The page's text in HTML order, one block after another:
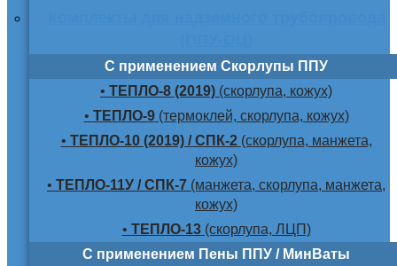
С применением Скорлупы ППУ
• ТЕПЛО-8 (2019) (скорлупа, кожух)
• ТЕПЛО-9(термоклей, скорлупа, кожух)
• ТЕПЛО-10 (2019) / СПК-2(скорлупа, манжета,
кожух)
• ТЕПЛО-11У / СПК-7 (манжета, скорлупа, манжета,
кожух)
• ТЕПЛО-13(скорлупа, ЛЦП)
С применением Пены ППУ / МинВаты